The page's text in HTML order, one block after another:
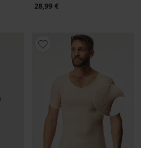
28,99 €